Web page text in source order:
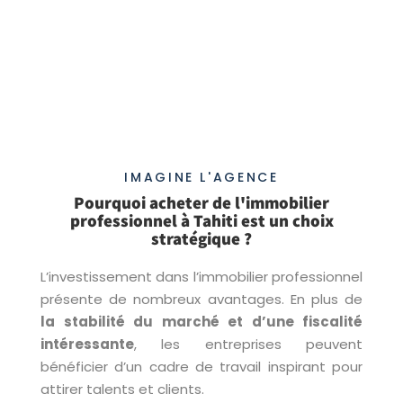
IMAGINE L'AGENCE
Pourquoi acheter de l'immobilier
professionnel à Tahiti est un choix
stratégique ?
L’investissement dans l’immobilier professionnel
présente de nombreux avantages. En plus de
la stabilité du marché et d’une fiscalité
intéressante, les entreprises peuvent
bénéficier d’un cadre de travail inspirant pour
attirer talents et clients.